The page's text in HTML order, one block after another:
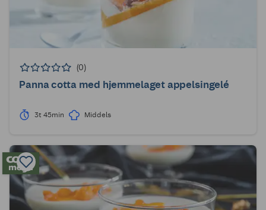
(0)
Panna cotta med hjemmelaget appelsingelé
3t 45min Middels